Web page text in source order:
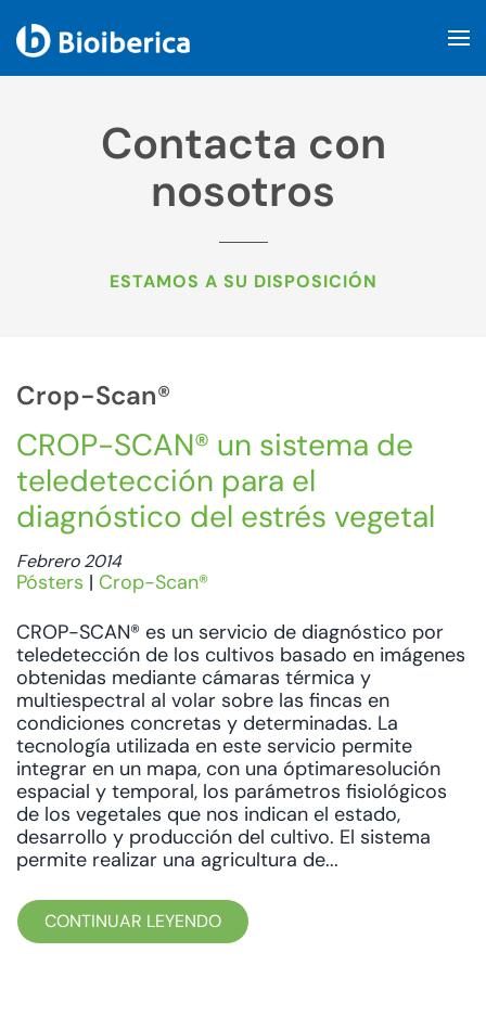
Contacta con
nosotros
ESTAMOS A SU DISPOSICIÓN
Crop-Scan®
CROP-SCAN® un sistema de
teledetección para el
diagnóstico del estrés vegetal
Febrero 2014
Pósters | Crop-Scan®
CROP-SCAN® es un servicio de diagnóstico por
teledetección de los cultivos basado en imágenes
obtenidas mediante cámaras térmica y
multiespectral al volar sobre las fincas en
condiciones concretas y determinadas. La
tecnología utilizada en este servicio permite
integrar en un mapa, con una óptimaresolución
espacial y temporal, los parámetros fisiológicos
de los vegetales que nos indican el estado,
desarrollo y producción del cultivo. El sistema
permite realizar una agricultura de...
CONTINUAR LEYENDO